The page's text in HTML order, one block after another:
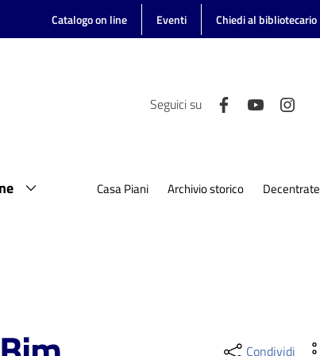
Catalogo on line Eventi Chiedi al bibliotecario
Seguici su
Casa Piani Archivio storico Decentrate
Condividi